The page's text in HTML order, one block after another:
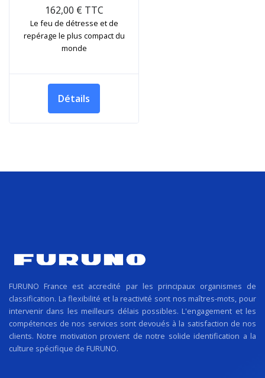
162,00 € TTC
Le feu de détresse et de
repérage le plus compact du
monde
Détails
FURUNO France est accredité par les principaux organismes de
classification. La flexibilité et la reactivité sont nos maîtres-mots, pour
intervenir dans les meilleurs délais possibles. L'engagement et les
compétences de nos services sont devoués à la satisfaction de nos
clients. Notre motivation provient de notre solide identification a la
culture spécifique de FURUNO.